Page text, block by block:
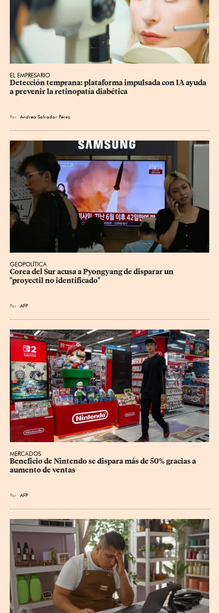
EL EMPRESARIO
Detección temprana: plataforma impulsada con IA ayuda
a prevenir la retinopatía diabética
Por Andrea Salvador Pérez
GEOPOLÍTICA
Corea del Sur acusa a Pyongyang de disparar un
"proyectil no identificado"
Por AFP
MERCADOS
Beneficio de Nintendo se dispara más de 50% gracias a
aumento de ventas
Por AFP